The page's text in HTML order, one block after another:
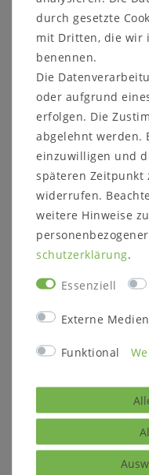
Prospekte
Produktsicherheit
Produktbewertung
Kleiner
ohne
Kiefer massiv 2-
Andere Artikel des
Der Esstisch hat
Ansteckplatten dazu
Ebenfalls sind
Beschreibung:
Esstisch
durch gesetzte
mit Dritten, die wir
benennen.
Die
oder aufgrund
erfolgen. Die
abgelehnt werden.
einzuwilligen und
späteren Zeitpunkt
widerrufen.
weitere Hinweise
schutz­erklärung.
Essenziell
Externe Medien
Funktional